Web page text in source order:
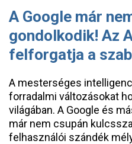
A Google már
gondolkodik! Az
felforgatja a
A mesterséges
forradalmi változásokat
világában. A Google és
már nem csupán
felhasználói szándék